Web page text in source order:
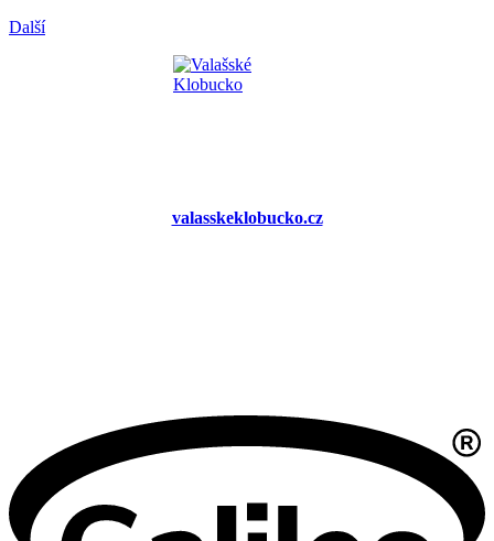
Další
valasskeklobucko.cz